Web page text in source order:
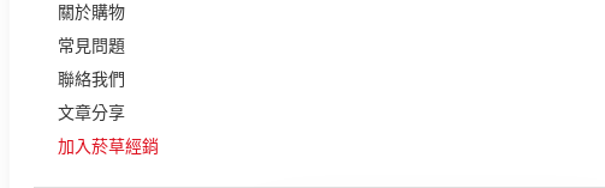
關於購物
常見問題
聯絡我們
文章分享
加入菸草經銷